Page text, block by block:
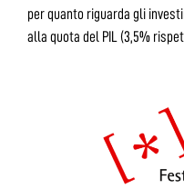
per quanto riguarda gli
alla quota del PIL (3,5%